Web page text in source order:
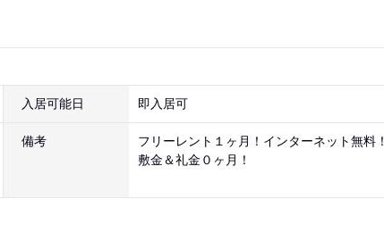
入居可能日 即入居可
備考
フリーレント１ヶ月！インターネット無料！
敷金＆礼金０ヶ月！